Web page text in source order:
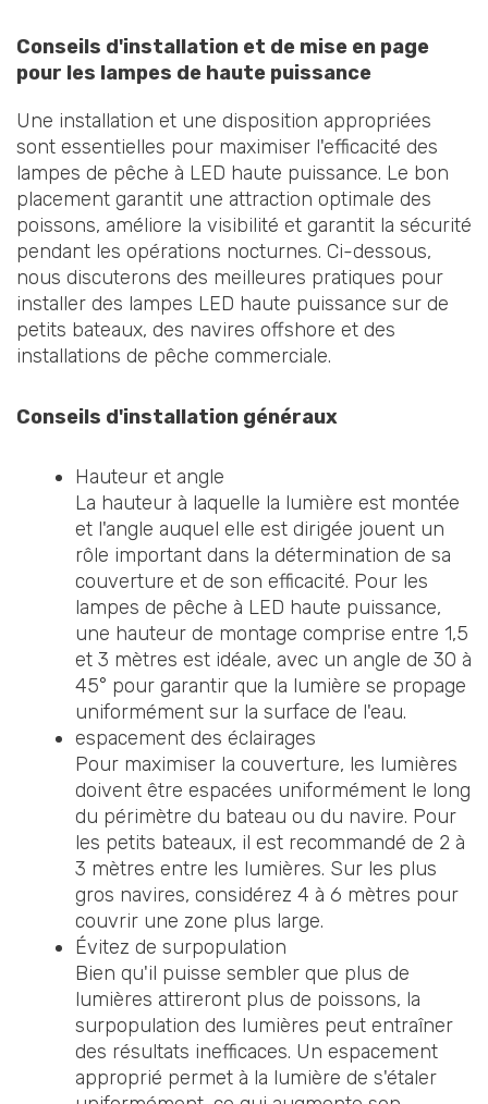
Conseils d'installation et de mise en page
pour les lampes de haute puissance
Une installation et une disposition appropriées
sont essentielles pour maximiser l'efficacité des
lampes de pêche à LED haute puissance. Le bon
placement garantit une attraction optimale des
poissons, améliore la visibilité et garantit la sécurité
pendant les opérations nocturnes. Ci-dessous,
nous discuterons des meilleures pratiques pour
installer des lampes LED haute puissance sur de
petits bateaux, des navires offshore et des
installations de pêche commerciale.
Conseils d'installation généraux
Hauteur et angle
La hauteur à laquelle la lumière est montée
et l'angle auquel elle est dirigée jouent un
rôle important dans la détermination de sa
couverture et de son efficacité. Pour les
lampes de pêche à LED haute puissance,
une hauteur de montage comprise entre 1,5
et 3 mètres est idéale, avec un angle de 30 à
45° pour garantir que la lumière se propage
uniformément sur la surface de l'eau.
espacement des éclairages
Pour maximiser la couverture, les lumières
doivent être espacées uniformément le long
du périmètre du bateau ou du navire. Pour
les petits bateaux, il est recommandé de 2 à
3 mètres entre les lumières. Sur les plus
gros navires, considérez 4 à 6 mètres pour
couvrir une zone plus large.
Évitez de surpopulation
Bien qu'il puisse sembler que plus de
lumières attireront plus de poissons, la
surpopulation des lumières peut entraîner
des résultats inefficaces. Un espacement
approprié permet à la lumière de s'étaler